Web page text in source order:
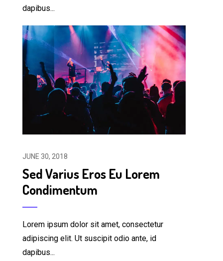
dapibus...
JUNE 30, 2018
Sed Varius Eros Eu Lorem
Condimentum
Lorem ipsum dolor sit amet, consectetur
adipiscing elit. Ut suscipit odio ante, id
dapibus...